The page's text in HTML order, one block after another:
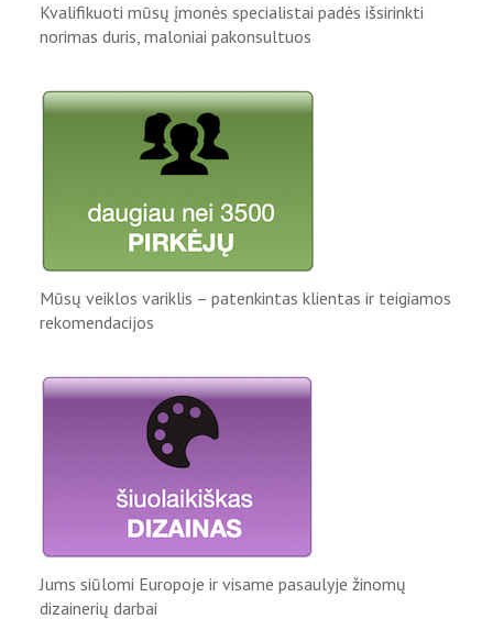
Kvalifikuoti mūsų įmonės specialistai padės išsirinkti
norimas duris, maloniai pakonsultuos
Mūsų veiklos variklis – patenkintas klientas ir teigiamos
rekomendacijos
Jums siūlomi Europoje ir visame pasaulyje žinomų
dizainerių darbai